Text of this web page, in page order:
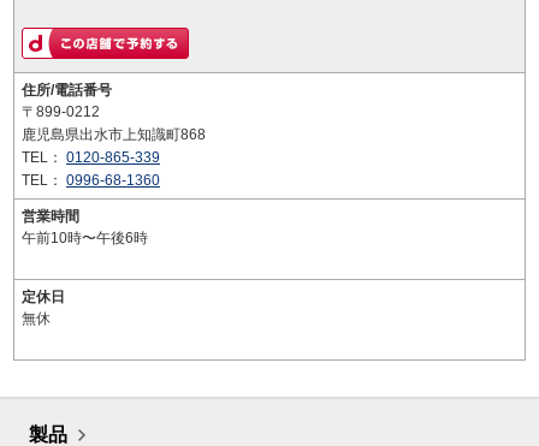
住所/電話番号
〒899-0212
鹿児島県出水市上知識町868
TEL： 0120-865-339
TEL： 0996-68-1360
営業時間
午前10時〜午後6時
定休日
無休
製品